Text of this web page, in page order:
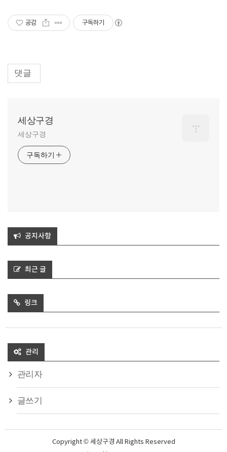
공감 구독하기
댓글
세상구경
세상구경
구독하기
공지사항
최근 글
링크
관리
관리자
글쓰기
Copyright © 세상구경 All Rights Reserved